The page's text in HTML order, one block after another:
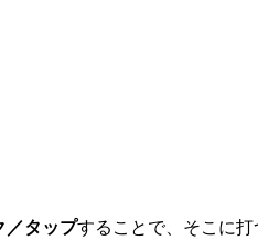
／タップすることで、そこに